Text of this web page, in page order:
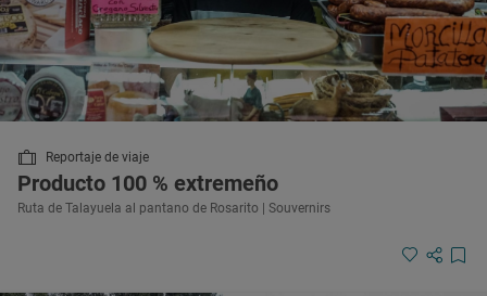
Reportaje de viaje
Producto 100 % extremeño
Ruta de Talayuela al pantano de Rosarito | Souvernirs